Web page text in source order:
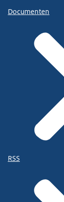
Documenten
RSS